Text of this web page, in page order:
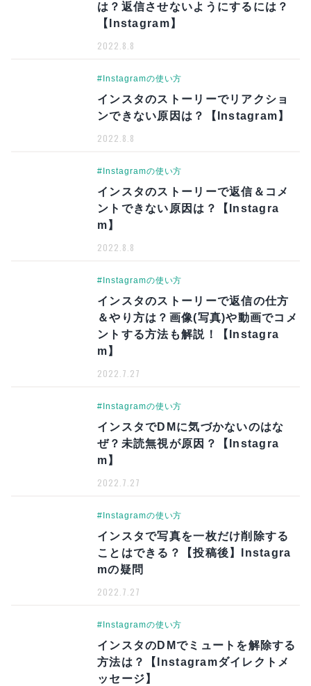
は？返信させないようにするには？
【Instagram】
2022.8.8
#Instagramの使い方
インスタのストーリーでリアクショ
ンできない原因は？【Instagram】
2022.8.8
#Instagramの使い方
インスタのストーリーで返信＆コメ
ントできない原因は？【Instagra
m】
2022.8.8
#Instagramの使い方
インスタのストーリーで返信の仕方
＆やり方は？画像(写真)や動画でコメ
ントする方法も解説！【Instagra
m】
2022.7.27
#Instagramの使い方
インスタでDMに気づかないのはな
ぜ？未読無視が原因？【Instagra
m】
2022.7.27
#Instagramの使い方
インスタで写真を一枚だけ削除する
ことはできる？【投稿後】Instagra
mの疑問
2022.7.27
#Instagramの使い方
インスタのDMでミュートを解除する
方法は？【Instagramダイレクトメ
ッセージ】